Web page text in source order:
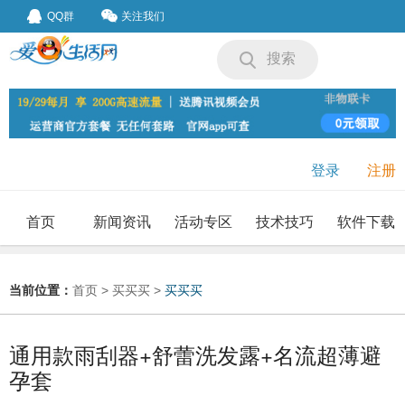
QQ群 关注我们
搜索
登录 注册
首页 新闻资讯 活动专区 技术技巧 软件下载
当前位置： 首页 > 买买买 > 买买买
通用款雨刮器+舒蕾洗发露+名流超薄避
孕套